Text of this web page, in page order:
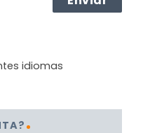
idiomas